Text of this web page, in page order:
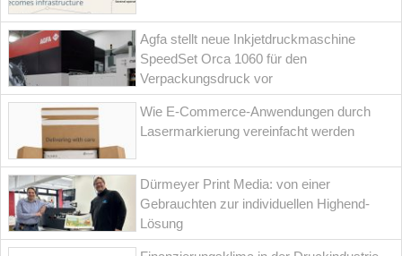
Agfa stellt neue Inkjetdruckmaschine
SpeedSet Orca 1060 für den
Verpackungsdruck vor
Wie E-Commerce-Anwendungen durch
Lasermarkierung vereinfacht werden
Dürmeyer Print Media: von einer
Gebrauchten zur individuellen Highend-
Lösung